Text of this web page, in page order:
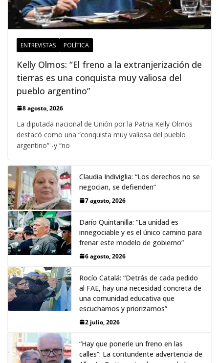
ENTREVISTAS POLÍTICA
Kelly Olmos: “El freno a la extranjerización de
tierras es una conquista muy valiosa del
pueblo argentino”
8 agosto, 2026
La diputada nacional de Unión por la Patria Kelly Olmos
destacó como una “conquista muy valiosa del pueblo
argentino” -y “no
Claudia Indiviglia: “Los derechos no se
negocian, se defienden”
7 agosto, 2026
Darío Quintanilla: “La unidad es
innegociable y es el único camino para
frenar este modelo de gobierno”
6 agosto, 2026
Rocío Catalá: “Detrás de cada pedido
al FAE, hay una necesidad concreta de
una comunidad educativa que
escuchamos y priorizamos”
2 julio, 2026
“Hay que ponerle un freno en las
calles”: La contundente advertencia de